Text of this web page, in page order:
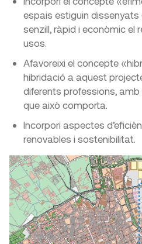
espais estiguin
senzill, ràpid i econòmic el
usos.
Afavoreixi el concepte
hibridació a aquest
diferents professions,
que això comporta.
Incorpori aspectes
renovables i sostenibilitat.